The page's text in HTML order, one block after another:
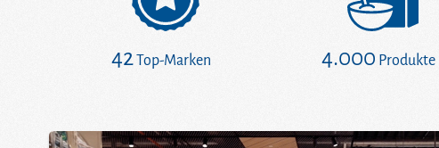
42Top-Marken 4.000 Produkte